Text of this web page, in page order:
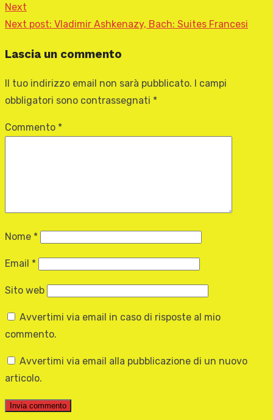
Next
Next post: Vladimir Ashkenazy, Bach: Suites Francesi
Lascia un commento
Il tuo indirizzo email non sarà pubblicato.
I campi
obbligatori sono contrassegnati *
Commento *
Nome *
Email *
Sito web
Avvertimi via email in caso di risposte al mio
commento.
Avvertimi via email alla pubblicazione di un nuovo
articolo.